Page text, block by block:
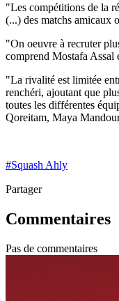
"Les compétitions de la
(...) des matchs amicaux
"On oeuvre à recruter
comprend Mostafa Assal
"La rivalité est limitée
renchéri, ajoutant que
toutes les différentes
Qoreitam, Maya
#Squash Ahly
Partager
Commentaires
Pas de commentaires